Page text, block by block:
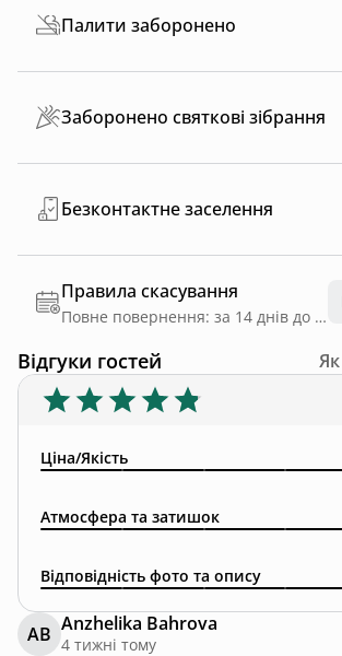
Палити заборонено
Заборонено святкові зібрання
Безконтактне заселення
Правила скасування
Повне повернення: за 14 днів до дати заїзду
Відгуки гостей
Ціна/Якість
Атмосфера та затишок
Відповідність фото та опису
AB Anzhelika Bahrova
4 тижні тому